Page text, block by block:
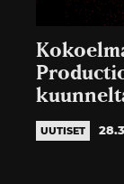
UUTISET